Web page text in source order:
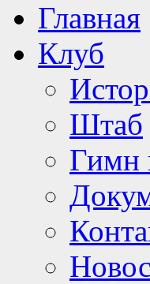
Главная
Клуб
Штаб
Гимн